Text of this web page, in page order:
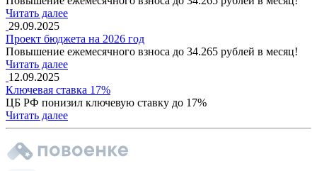
Читать далее
29.09.2025
Проект бюджета на 2026 год
Повышение ежемесячного взноса до 34.265 рублей в месяц!
Читать далее
12.09.2025
Ключевая ставка 17%
ЦБ РФ понизил ключевую ставку до 17%
Читать далее